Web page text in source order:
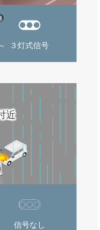
３灯式信号
近
信号なし